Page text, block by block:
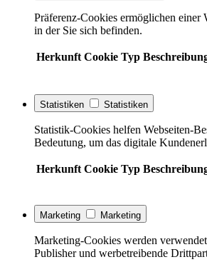
Präferenz-Cookies ermöglichen einer
in der Sie sich befinden.
Herkunft Cookie Typ
Statistiken Statistiken
Statistik-Cookies helfen Webseiten-
Bedeutung, um das digitale
Herkunft Cookie Typ
Marketing Marketing
Marketing-Cookies werden
Publisher und werbetreibende